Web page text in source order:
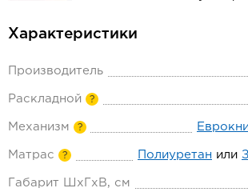
Характеристики
Производитель
Раскладной ?
Механизм ?
Матрас ? Полиуретан или
Габарит ШхГхВ, см